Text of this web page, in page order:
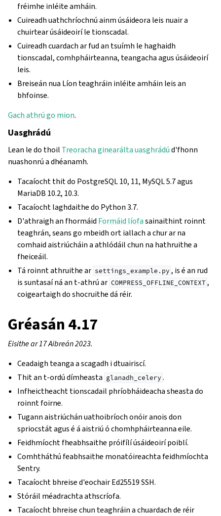
fréimhe inléite amháin.
Cuireadh uathchríochnú ainm úsáideora leis nuair a
chuirtear úsáideoirí le tionscadal.
Cuireadh cuardach ar fud an tsuímh le haghaidh
tionscadal, comhpháirteanna, teangacha agus úsáideoirí
leis.
Breiseán nua Líon teaghráin inléite amháin leis an
bhfoinse.
Gach athrú go mion.
Uasghrádú
Lean le do thoil Treoracha ginearálta uasghrádúd'fhonn
nuashonrú a dhéanamh.
Tacaíocht thit do PostgreSQL 10, 11, MySQL 5.7 agus
MariaDB 10.2, 10.3.
Tacaíocht laghdaithe do Python 3.7.
D'athraigh an fhormáid Formáid líofasainaithint roinnt
teaghrán, seans go mbeidh ort iallach a chur ar na
comhaid aistriúcháin a athlódáil chun na hathruithe a
fheiceáil.
Tá roinnt athruithe ar settings_example.py , is é an rud
is suntasaí ná an t-athrú ar COMPRESS_OFFLINE_CONTEXT ,
coigeartaigh do shocruithe dá réir.
Gréasán 4.17
Eisithe ar 17 Aibreán 2023.
Ceadaigh teanga a scagadh i dtuairiscí.
Thit an t-ordú dímheasta glanadh_celery .
Infheictheacht tionscadail phríobháideacha sheasta do
roinnt foirne.
Tugann aistriúchán uathoibríoch onóir anois don
spriocstát agus é á aistriú ó chomhpháirteanna eile.
Feidhmíocht fheabhsaithe próifílí úsáideoirí poiblí.
Comhtháthú feabhsaithe monatóireachta feidhmíochta
Sentry.
Tacaíocht bhreise d'eochair Ed25519 SSH.
Stóráil méadrachta athscríofa.
Tacaíocht bhreise chun teaghráin a chuardach de réir